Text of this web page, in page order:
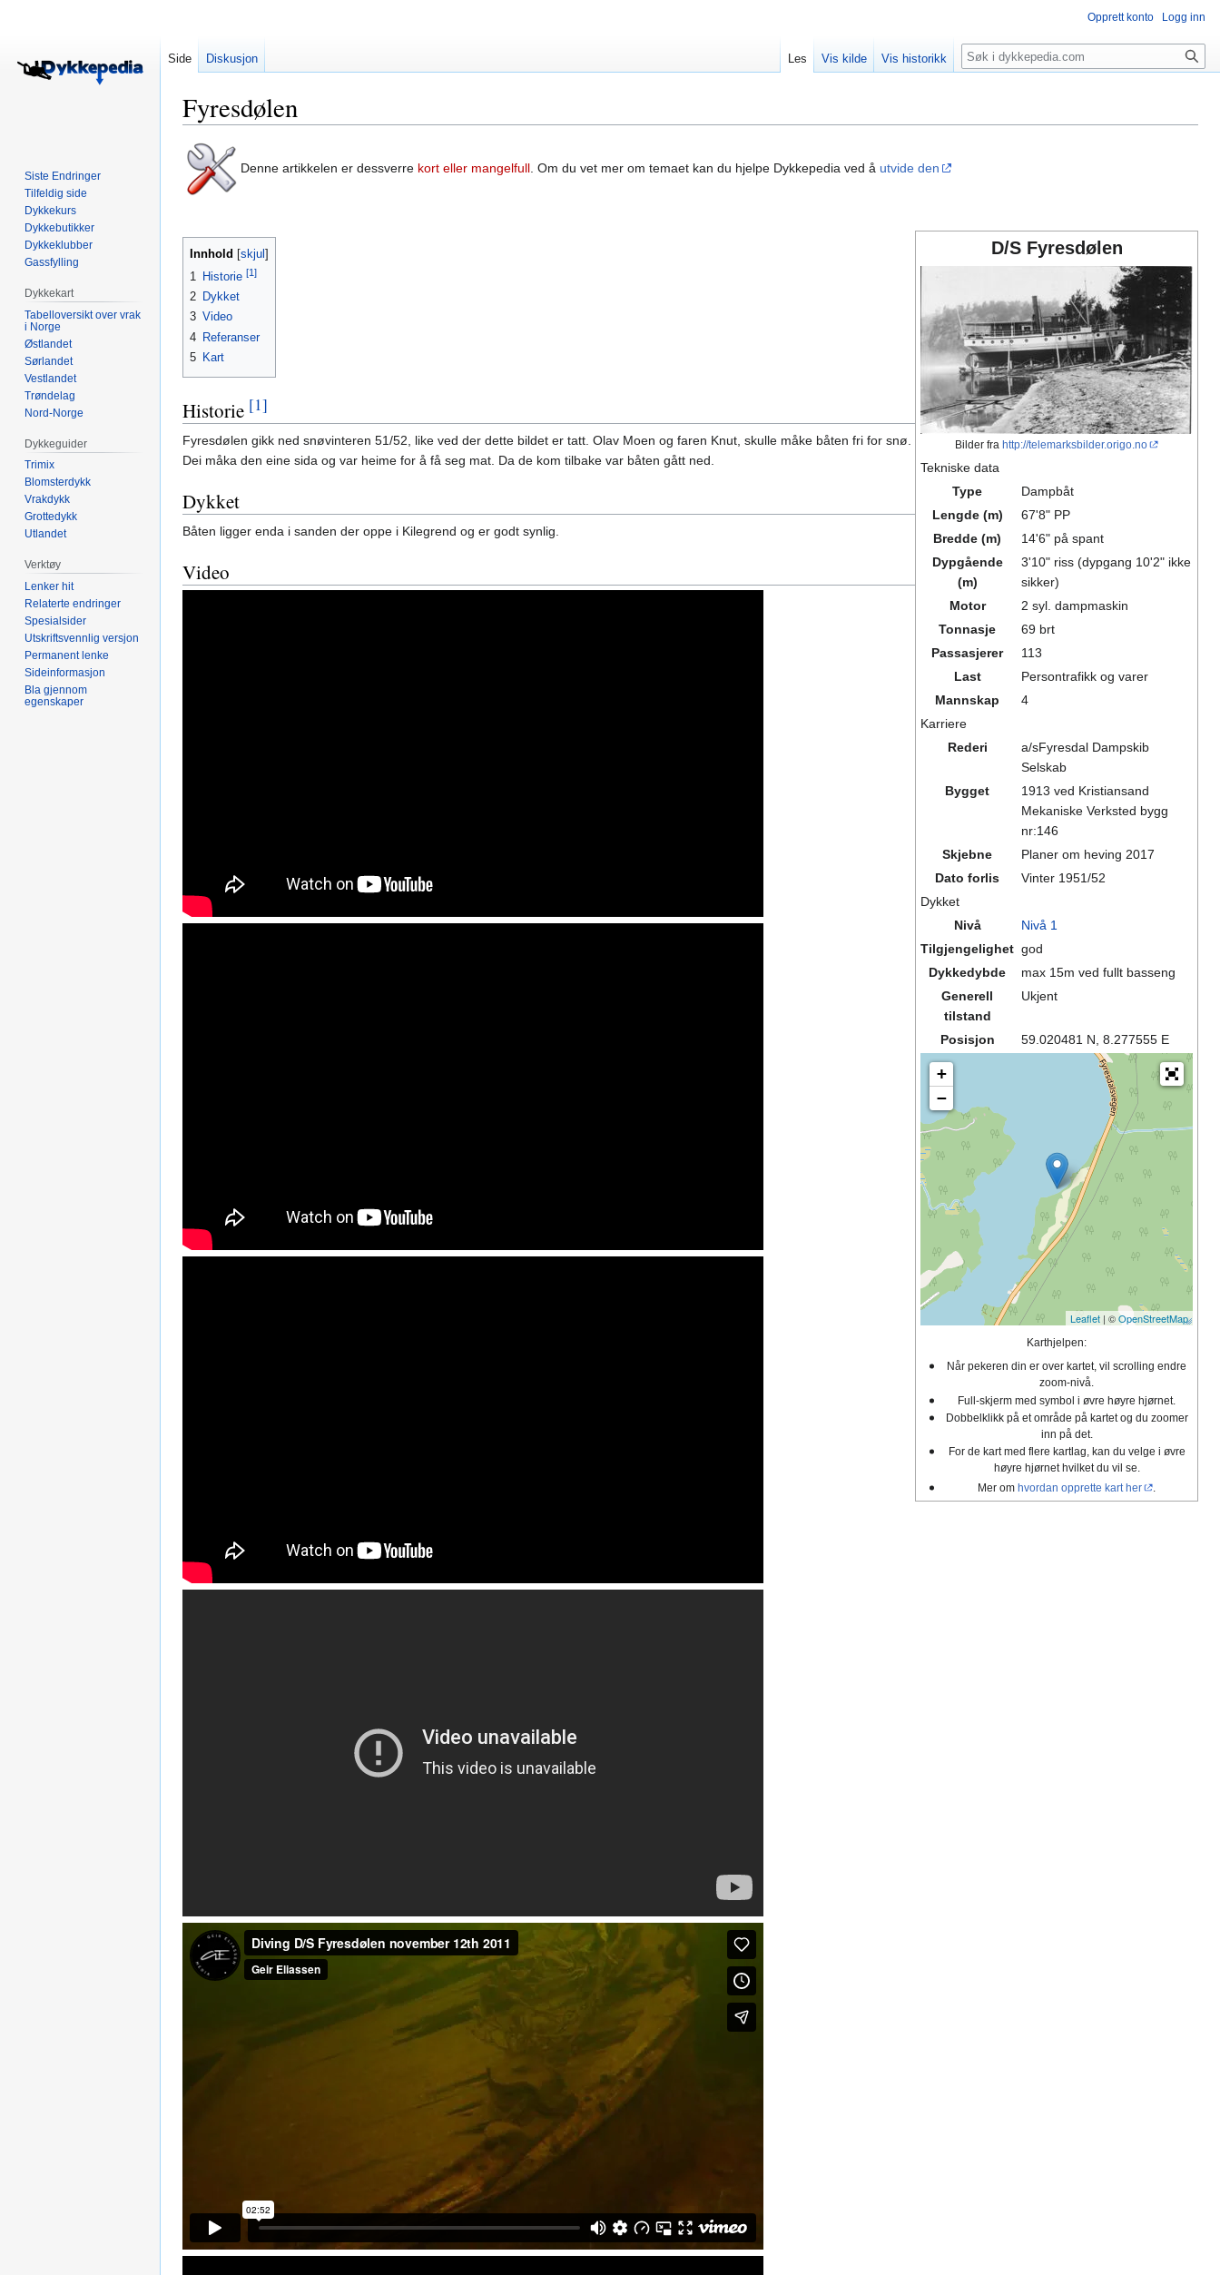
Fyresdølen
Hopp
til
navigering
Hopp
til
søk
Denne artikkelen er dessverre kort eller mangelfull . Om du vet mer om temaet kan du hjelpe Dykkepedia ved å utvide den
D/S Fyresdølen
Bilder fra http://telemarksbilder.origo.no
Tekniske data
Type
Dampbåt
Lengde (m)
67'8" PP
Bredde (m)
14'6" på spant
Dypgående
(m)
3'10" riss (dypgang 10'2" ikke
sikker)
Motor
2 syl. dampmaskin
Tonnasje
69 brt
Passasjerer
113
Last
Persontrafikk og varer
Mannskap
4
Karriere
Rederi
a/sFyresdal Dampskib
Selskab
Bygget
1913 ved Kristiansand
Mekaniske Verksted bygg
nr:146
Skjebne
Planer om heving 2017
Dato forlis
Vinter 1951/52
Dykket
Nivå
Nivå 1
Tilgjengelighet god
Dykkedybde
max 15m ved fullt basseng
Generell
tilstand
Ukjent
Posisjon 59.020481 N, 8.277555 E
+
−
Leaflet | ©OpenStreetMap
Karthjelpen:
Når pekeren din er over kartet, vil scrolling endre
zoom-nivå.
Full-skjerm med symbol i øvre høyre hjørnet.
Dobbelklikk på et område på kartet og du zoomer
inn på det.
For de kart med flere kartlag, kan du velge i øvre
høyre hjørnet hvilket du vil se.
Mer om hvordan opprette kart her
Innhold
1
Historie [1]
2 Dykket
3 Video
4 Referanser
5 Kart
Historie [1]
Fyresdølen gikk ned snøvinteren 51/52, like ved der dette bildet er tatt. Olav Moen og faren Knut, skulle måke båten fri for snø.
Dei måka den eine sida og var heime for å få seg mat. Da de kom tilbake var båten gått ned.
Dykket
Båten ligger enda i sanden der oppe i Kilegrend og er godt synlig.
Video
Opprett konto Logg inn
Side Diskusjon Les Vis kilde Vis historikk Søk
Siste Endringer
Tilfeldig side
Dykkekurs
Dykkebutikker
Dykkeklubber
Gassfylling
Dykkekart
Tabelloversikt over vrak
i Norge
Østlandet
Sørlandet
Vestlandet
Trøndelag
Nord-Norge
Dykkeguider
Trimix
Blomsterdykk
Vrakdykk
Grottedykk
Utlandet
Verktøy
Lenker hit
Relaterte endringer
Spesialsider
Utskriftsvennlig versjon
Permanent lenke
Sideinformasjon
Bla gjennom
egenskaper